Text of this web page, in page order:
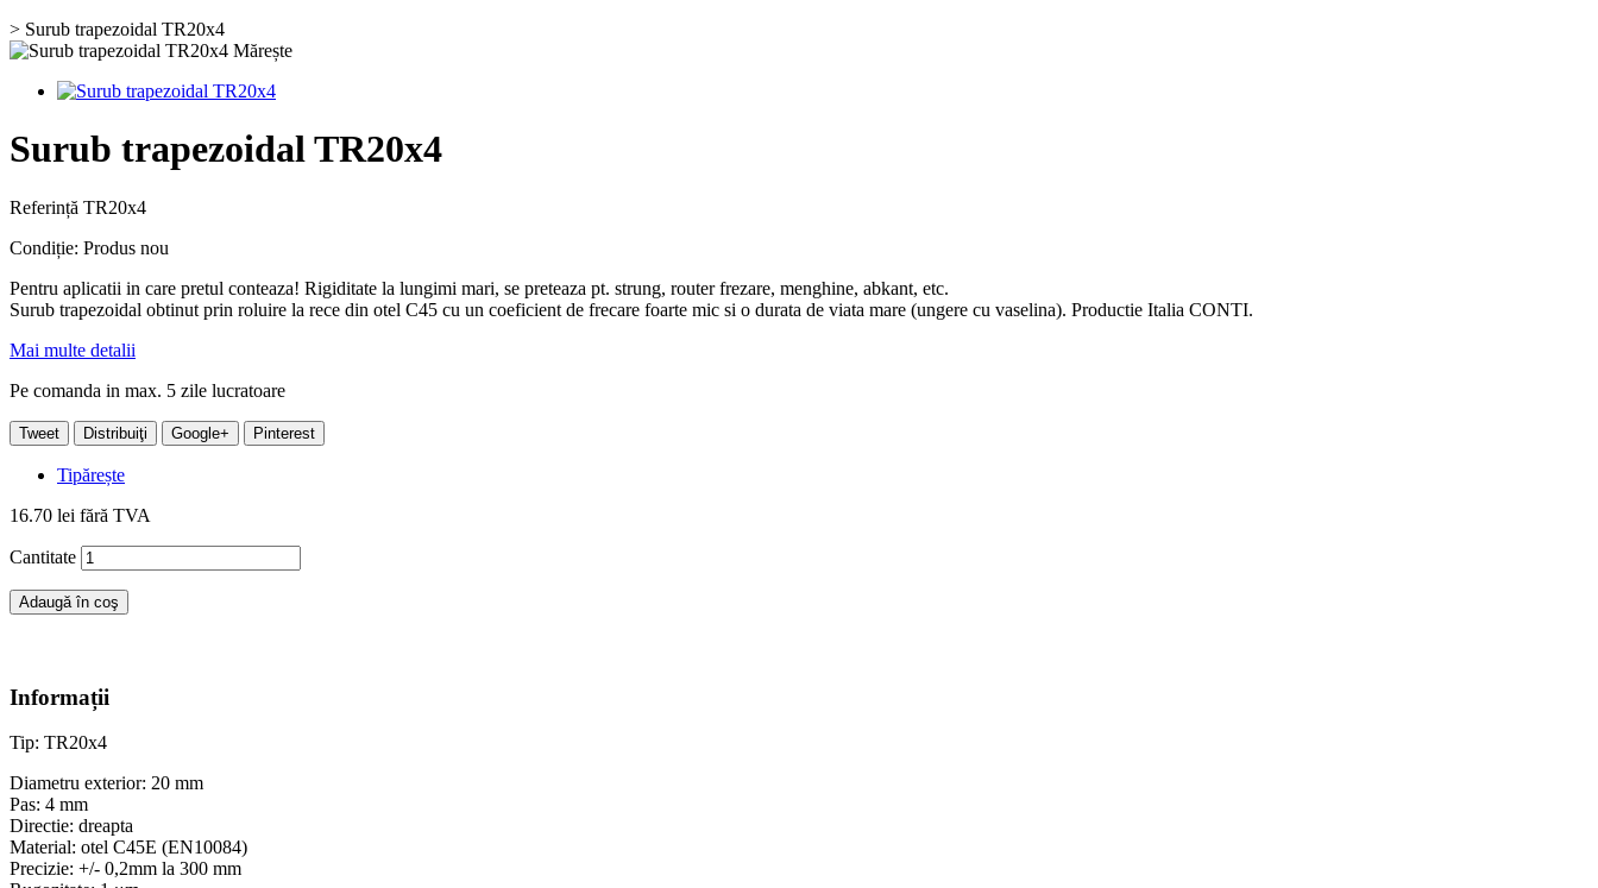
> Surub trapezoidal TR20x4
Mărește
Surub trapezoidal TR20x4
Referință TR20x4
Condiție: Produs nou
Pentru aplicatii in care pretul conteaza! Rigiditate la lungimi mari, se preteaza pt. strung, router frezare, menghine, abkant, etc.
Surub trapezoidal obtinut prin roluire la rece din otel C45 cu un coeficient de frecare foarte mic si o durata de viata mare (ungere cu vaselina). Productie Italia CONTI.
Mai multe detalii
Pe comanda in max. 5 zile lucratoare
Tweet Distribuiţi Google+ Pinterest
Tipărește
16.70 lei fără TVA
Cantitate
Adaugă în coş
Informații
Tip: TR20x4
Diametru exterior: 20 mm
Pas: 4 mm
Directie: dreapta
Material: otel C45E (EN10084)
Precizie: +/- 0,2mm la 300 mm